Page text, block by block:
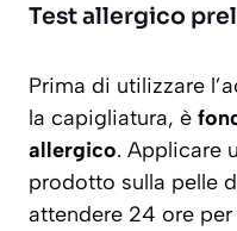
Test allergico
Prima di utilizzare
la capigliatura, è
allergico. Applicare
prodotto sulla pelle
attendere 24 ore per